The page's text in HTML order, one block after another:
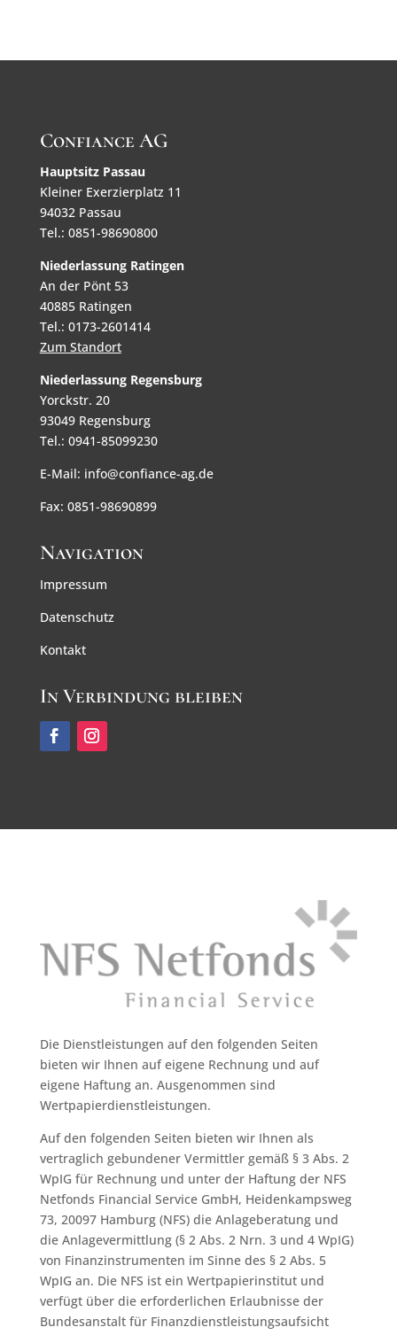
Confiance AG
Hauptsitz Passau
Kleiner Exerzierplatz 11
94032 Passau
Tel.: 0851-98690800
Niederlassung Ratingen
An der Pönt 53
40885 Ratingen
Tel.: 0173-2601414
Zum Standort
Niederlassung Regensburg
Yorckstr. 20
93049 Regensburg
Tel.: 0941-85099230
E-Mail: info@confiance-ag.de
Fax: 0851-98690899
Navigation
Impressum
Datenschutz
Kontakt
In Verbindung bleiben
Die Dienstleistungen auf den folgenden Seiten
bieten wir Ihnen auf eigene Rechnung und auf
eigene Haftung an. Ausgenommen sind
Wertpapierdienstleistungen.
Auf den folgenden Seiten bieten wir Ihnen als
vertraglich gebundener Vermittler gemäß § 3 Abs. 2
WpIG für Rechnung und unter der Haftung der NFS
Netfonds Financial Service GmbH, Heidenkampsweg
73, 20097 Hamburg (NFS) die Anlageberatung und
die Anlagevermittlung (§ 2 Abs. 2 Nrn. 3 und 4 WpIG)
von Finanzinstrumenten im Sinne des § 2 Abs. 5
WpIG an. Die NFS ist ein Wertpapierinstitut und
verfügt über die erforderlichen Erlaubnisse der
Bundesanstalt für Finanzdienstleistungsaufsicht